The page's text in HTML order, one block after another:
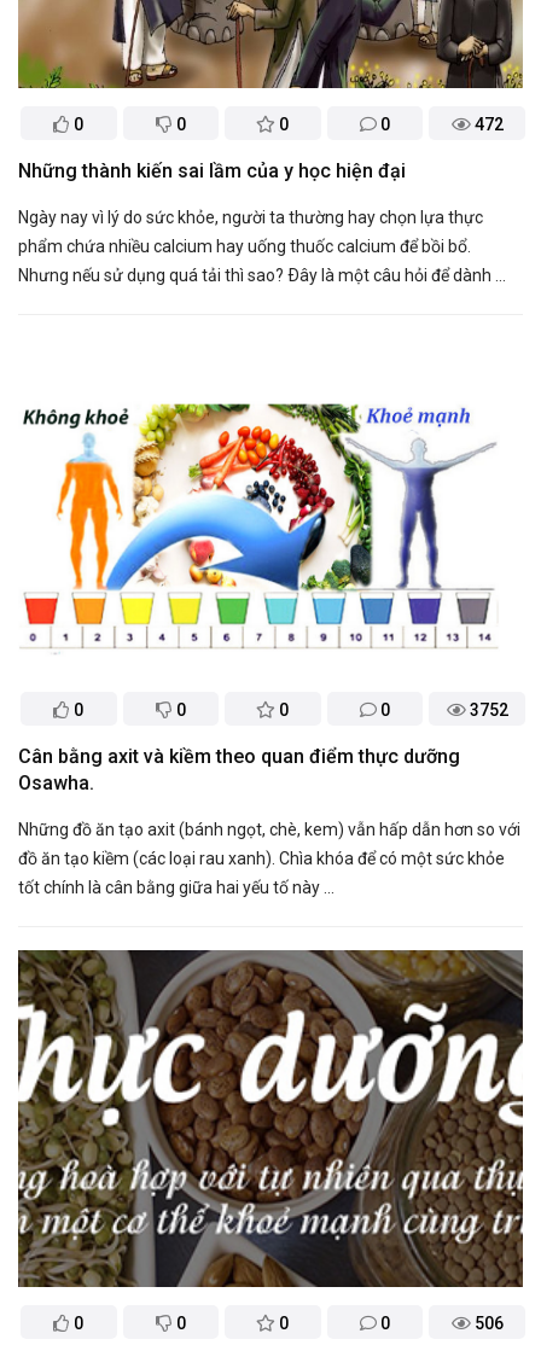
0 0 0 0 472
Những thành kiến sai lầm của y học hiện đại
Ngày nay vì lý do sức khỏe, người ta thường hay chọn lựa thực
phẩm chứa nhiều calcium hay uống thuốc calcium để bồi bổ.
Nhưng nếu sử dụng quá tải thì sao? Ðây là một câu hỏi để dành ...
0 0 0 0 3752
Cân bằng axit và kiềm theo quan điểm thực dưỡng
Osawha.
Những đồ ăn tạo axit (bánh ngọt, chè, kem) vẫn hấp dẫn hơn so với
đồ ăn tạo kiềm (các loại rau xanh). Chìa khóa để có một sức khỏe
tốt chính là cân bằng giữa hai yếu tố này ...
0 0 0 0 506